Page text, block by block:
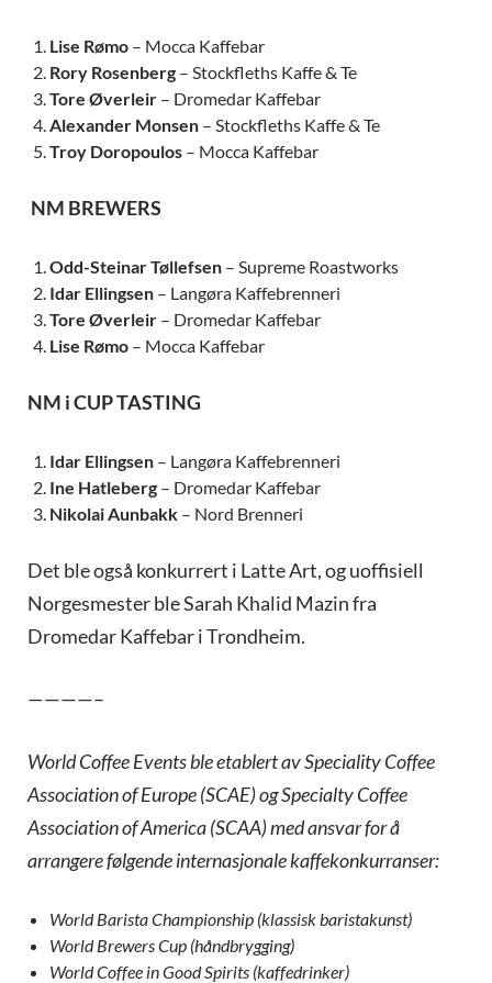
Lise Rømo – Mocca Kaffebar
Rory Rosenberg – Stockfleths Kaffe & Te
Tore Øverleir – Dromedar Kaffebar
Alexander Monsen – Stockfleths Kaffe & Te
Troy Doropoulos – Mocca Kaffebar
NM BREWERS
Odd-Steinar Tøllefsen – Supreme Roastworks
Idar Ellingsen – Langøra Kaffebrenneri
Tore Øverleir – Dromedar Kaffebar
Lise Rømo – Mocca Kaffebar
NM i CUP TASTING
Idar Ellingsen – Langøra Kaffebrenneri
Ine Hatleberg – Dromedar Kaffebar
Nikolai Aunbakk – Nord Brenneri
Det ble også konkurrert i Latte Art, og uoffisiell
Norgesmester ble Sarah Khalid Mazin fra
Dromedar Kaffebar i Trondheim.
————–
World Coffee Events ble etablert av Speciality Coffee
Association of Europe (SCAE) og Specialty Coffee
Association of America (SCAA) med ansvar for å
arrangere følgende internasjonale kaffekonkurranser:
World Barista Championship (klassisk baristakunst)
World Brewers Cup (håndbrygging)
World Coffee in Good Spirits (kaffedrinker)